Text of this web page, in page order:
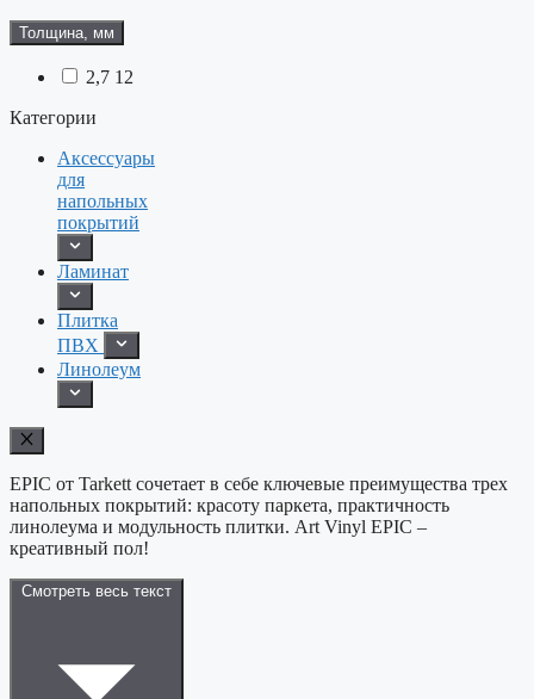
Толщина, мм
2,7 12
Категории
Аксессуары
для
напольных
покрытий
Ламинат
Плитка
ПВХ
Линолеум
EPIC от Tarkett сочетает в себе ключевые преимущества трех
напольных покрытий: красоту паркета, практичность
линолеума и модульность плитки. Art Vinyl EPIC –
креативный пол!
Смотреть весь текст